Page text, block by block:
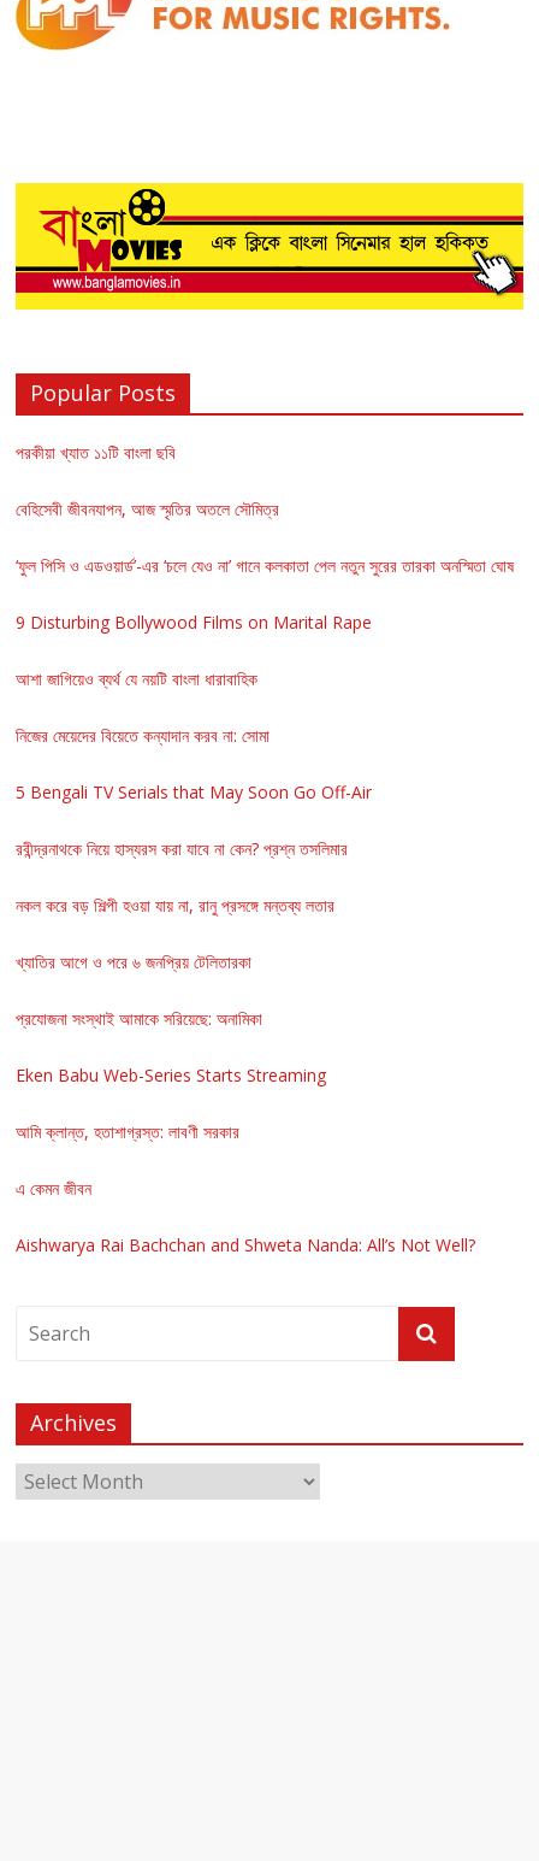
Popular Posts
পরকীয়া খ্যাত ১১টি বাংলা ছবি
বেহিসেবী জীবনযাপন, আজ স্মৃতির অতলে সৌমিত্র
‘ফুল পিসি ও এডওয়ার্ড’-এর ‘চলে যেও না’ গানে কলকাতা পেল নতুন সুরের তারকা অনস্মিতা ঘোষ
9 Disturbing Bollywood Films on Marital Rape
আশা জাগিয়েও ব্যর্থ যে নয়টি বাংলা ধারাবাহিক
নিজের মেয়েদের বিয়েতে কন্যাদান করব না: সোমা
5 Bengali TV Serials that May Soon Go Off-Air
রবীন্দ্রনাথকে নিয়ে হাস্যরস করা যাবে না কেন? প্রশ্ন তসলিমার
নকল করে বড় শিল্পী হওয়া যায় না, রানু প্রসঙ্গে মন্তব্য লতার
খ্যাতির আগে ও পরে ৬ জনপ্রিয় টেলিতারকা
প্রযোজনা সংস্থাই আমাকে সরিয়েছে: অনামিকা
Eken Babu Web-Series Starts Streaming
আমি ক্লান্ত, হতাশাগ্রস্ত: লাবণী সরকার
এ কেমন জীবন
Aishwarya Rai Bachchan and Shweta Nanda: All’s Not Well?
Archives